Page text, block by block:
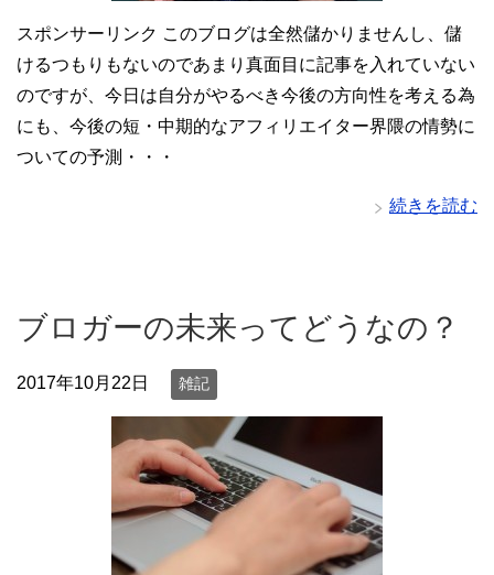
スポンサーリンク このブログは全然儲かりませんし、儲
けるつもりもないのであまり真面目に記事を入れていない
のですが、今日は自分がやるべき今後の方向性を考える為
にも、今後の短・中期的なアフィリエイター界隈の情勢に
ついての予測・・・
続きを読む
ブロガーの未来ってどうなの？
2017年10月22日 雑記